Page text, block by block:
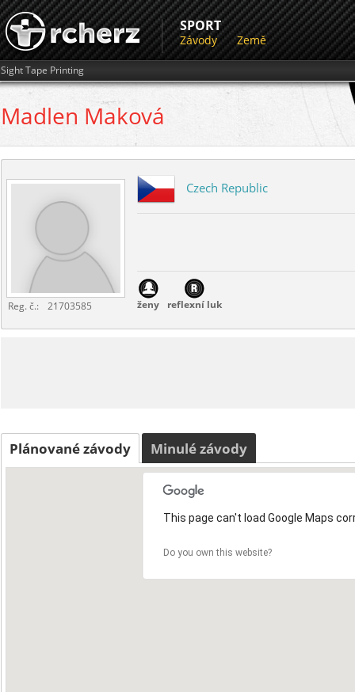
SPORT
Závody Země
Sight Tape Printing
Madlen Maková
Reg. č.: 21703585
Czech Republic
ženy reflexní luk
Plánované závody Minulé závody
This page can't load Google Maps
Do you own this website?